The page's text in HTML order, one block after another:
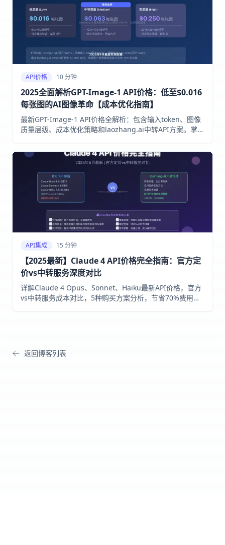
API价格 10 分钟
2025全面解析GPT-Image-1 API价格：低至$0.016
每张图的AI图像革命【成本优化指南】
最新GPT-Image-1 API价格全解析：包含输入token、图像
质量层级、成本优化策略和laozhang.ai中转API方案。掌握
API集成 15 分钟
【2025最新】Claude 4 API价格完全指南：官方定
价vs中转服务深度对比
详解Claude 4 Opus、Sonnet、Haiku最新API价格，官方
vs中转服务成本对比，5种购买方案分析，节省70%费用的
返回博客列表